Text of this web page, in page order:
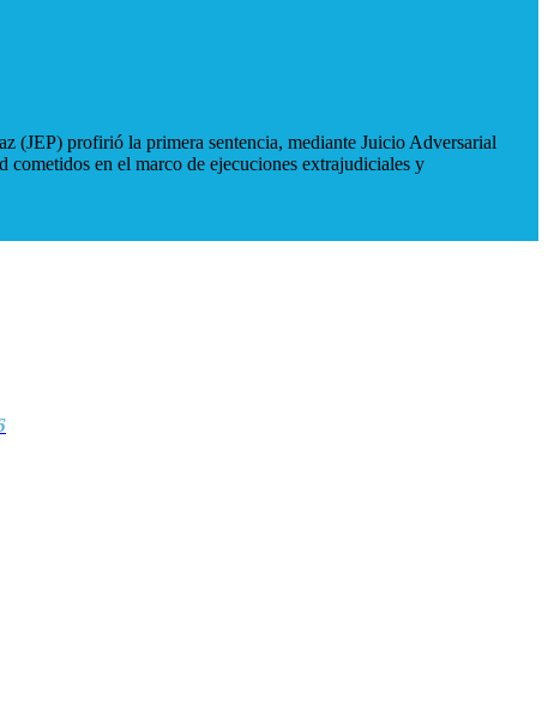
(JEP) profirió la primera sentencia, mediante Juicio Adversarial
en el marco de ejecuciones extrajudiciales y